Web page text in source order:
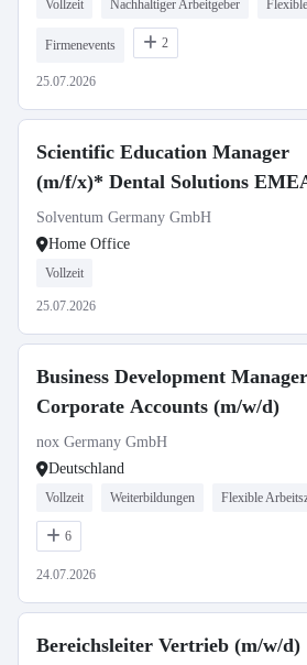
Vollzeit Nachhaltiger Arbeitgeber
Firmenevents 2
25.07.2026
Scientific Education Manager
(m/f/x)* Dental Solutions
Solventum Germany GmbH
Home Office
Vollzeit
25.07.2026
Business Development Manager
Corporate Accounts (m/w/d)
nox Germany GmbH
Deutschland
Vollzeit Weiterbildungen Flexible
6
24.07.2026
Bereichsleiter Vertrieb (m/w/d)